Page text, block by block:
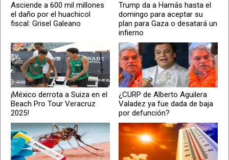
Asciende a 600 mil millones
el daño por el huachicol
fiscal: Grisel Galeano
Trump da a Hamás hasta el
domingo para aceptar su
plan para Gaza o desatará un
infierno
¡México derrota a Suiza en el
Beach Pro Tour Veracruz
2025!
¿CURP de Alberto Aguilera
Valadez ya fue dada de baja
por defunción?